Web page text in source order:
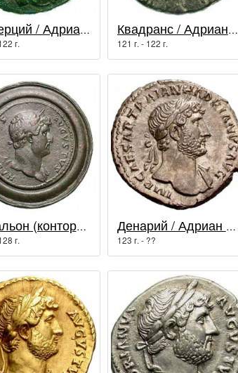
Сестерций / Адриан (117 - 138 гг.)
г.
Квадранс / Адриан (117 - 138 гг.)
121 г. - 122 г.
Медальон (конторниат) / Адриан (117 - 138 гг.)
г.
Денарий / Адриан (117 - 138 гг.)
123 г. - ??